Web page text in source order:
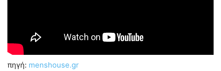
πηγή: menshouse.gr